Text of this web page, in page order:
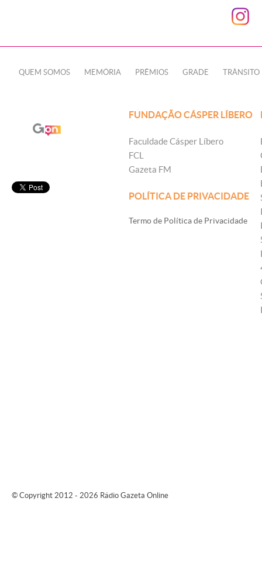
QUEM SOMOS MEMÓRIA PRÊMIOS GRADE TRÂNSITO
FUNDAÇÃO CÁSPER LÍBERO
Faculdade Cásper Líbero
FCL
Gazeta FM
POLÍTICA DE PRIVACIDADE
Termo de Política de Privacidade
© Copyright 2012 - 2026 Rádio Gazeta Online